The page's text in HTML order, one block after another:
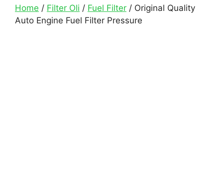
Home / Filter Oli / Fuel Filter / Original Quality
Auto Engine Fuel Filter Pressure